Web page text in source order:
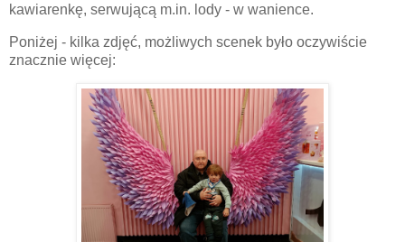
kawiarenkę, serwującą m.in. lody - w wanience.
Poniżej - kilka zdjęć, możliwych scenek było oczywiście
znacznie więcej: